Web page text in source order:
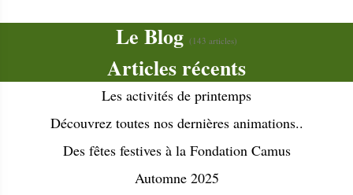
Le Blog (143 articles)
Articles récents
Les activités de printemps
Découvrez toutes nos dernières animations..
Des fêtes festives à la Fondation Camus
Automne 2025